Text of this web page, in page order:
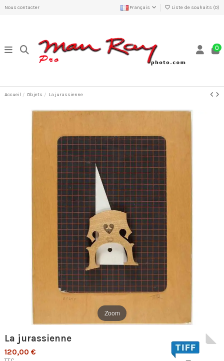
Nous contacter Français Liste de souhaits (0)
0
Accueil Objets La jurassienne
Zoom
La jurassienne
120,00 €